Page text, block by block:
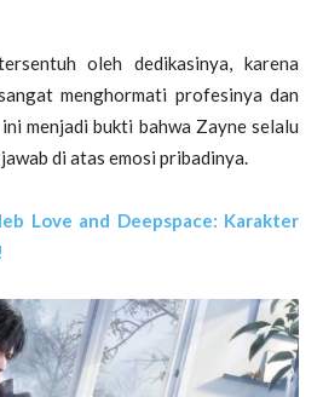
oleh dedikasinya, karena
menghormati profesinya dan
menjadi bukti bahwa Zayne selalu
di atas emosi pribadinya.
Love and Deepspace: Karakter